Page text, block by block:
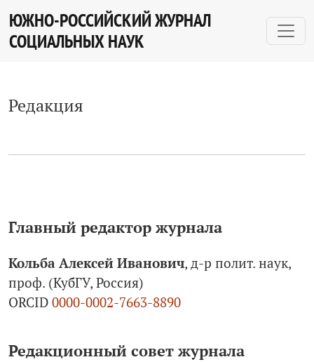
ЮЖНО-РОССИЙСКИЙ ЖУРНАЛ
СОЦИАЛЬНЫХ НАУК
Редакция
Главный редактор журнала
Кольба Алексей Иванович, д-р полит. наук,
проф. (КубГУ, Россия)
ORCID 0000-0002-7663-8890
Редакционный совет журнала